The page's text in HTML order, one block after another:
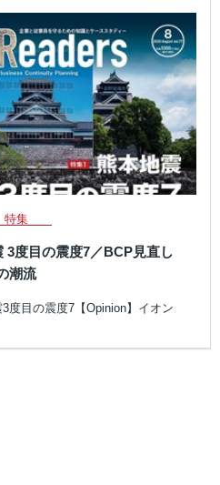
特集
度目の震度7／BCP見直し
潮流
度目の震度7【Opinion】イオン